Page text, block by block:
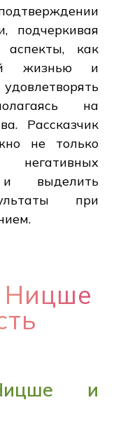
подчеркивая
аспекты, как
жизнью и
на
Рассказчик
не только
негативных
выделить
при
и